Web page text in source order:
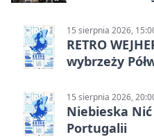
15 sierpnia 2026,
RETRO
wybrzeży
15 sierpnia 2026,
Niebieska Nić
Portugalii